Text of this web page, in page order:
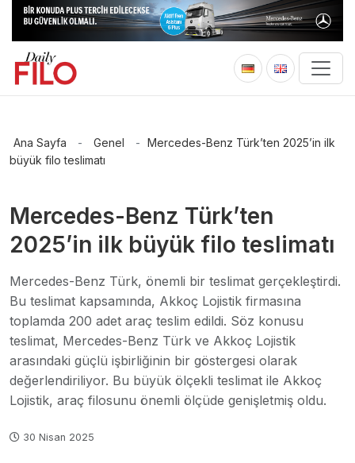
Ana Sayfa - Genel - Mercedes-Benz Türk’ten 2025’in ilk
büyük filo teslimatı
Mercedes-Benz Türk’ten
2025’in ilk büyük filo teslimatı
Mercedes-Benz Türk, önemli bir teslimat gerçekleştirdi.
Bu teslimat kapsamında, Akkoç Lojistik firmasına
toplamda 200 adet araç teslim edildi. Söz konusu
teslimat, Mercedes-Benz Türk ve Akkoç Lojistik
arasındaki güçlü işbirliğinin bir göstergesi olarak
değerlendiriliyor. Bu büyük ölçekli teslimat ile Akkoç
Lojistik, araç filosunu önemli ölçüde genişletmiş oldu.
30 Nisan 2025